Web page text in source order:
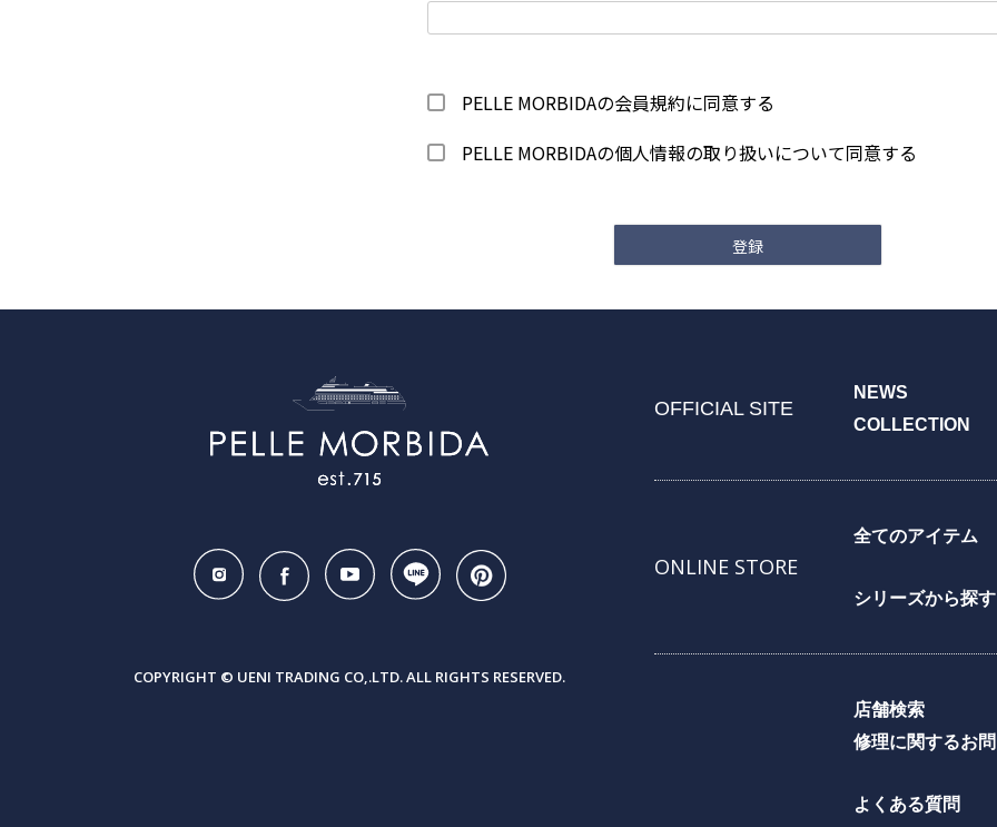
PELLE MORBIDAの会員規約に同意する
PELLE MORBIDAの個人情報の取り扱いについて同意する
登録
COPYRIGHT © UENI TRADING CO,.LTD. ALL RIGHTS RESERVED.
OFFICIAL SITE
NEWS
COLLECTION
ONLINE STORE
全てのアイテム
シリーズから探す
店舗検索
修理に関するお
よくある質問